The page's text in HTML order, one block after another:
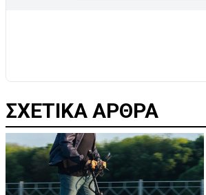
ΣΧΕΤΙΚΑ ΑΡΘΡΑ